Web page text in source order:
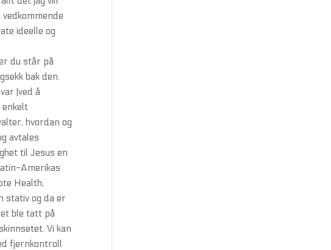
ideelle og
du står på
bak den.
(ved å
enkelt
hvordan og
avtales
til Jesus en
Amerikas
Health,
stativ og da er
ble tatt på
Vi kan
fjernkontroll